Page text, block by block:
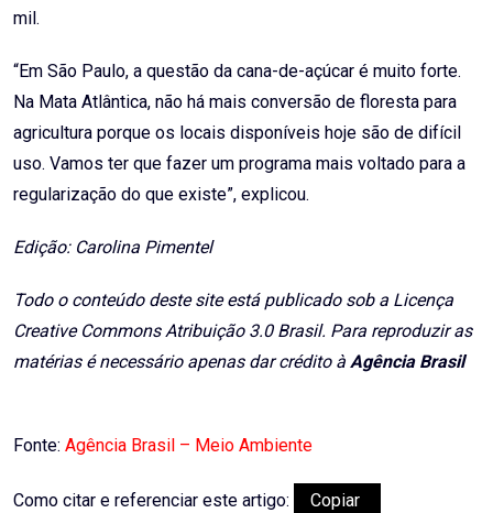
mil.
“Em São Paulo, a questão da cana-de-açúcar é muito forte.
Na Mata Atlântica, não há mais conversão de floresta para
agricultura porque os locais disponíveis hoje são de difícil
uso. Vamos ter que fazer um programa mais voltado para a
regularização do que existe”, explicou.
Edição: Carolina Pimentel
Todo o conteúdo deste site está publicado sob a Licença
Creative Commons Atribuição 3.0 Brasil. Para reproduzir as
matérias é necessário apenas dar crédito à Agência Brasil
Fonte: Agência Brasil – Meio Ambiente
Como citar e referenciar este artigo:
Copiar